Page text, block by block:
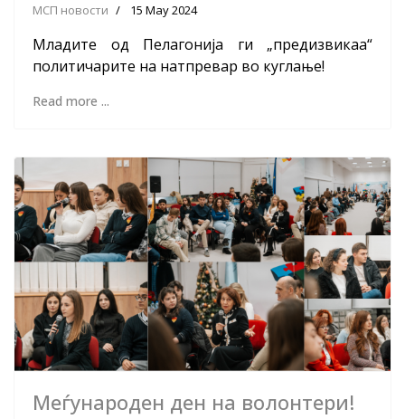
МСП новости 15 May 2024
Младите од Пелагонија ги „предизвикаа“
политичарите на натпревар во куглање!
Read more ...
Меѓународен ден на волонтери!